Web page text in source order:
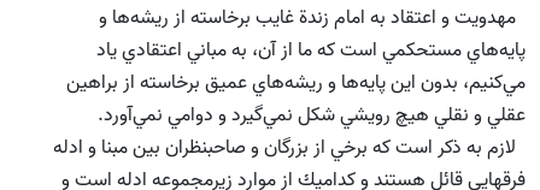
مهدويت و اعتقاد به امام زندة غايب برخاسته از ريشه‌ها و
پايه‌هاي مستحكمي است كه ما از آن، به مباني اعتقادي ياد
مي‌كنيم، بدون اين پايه‌ها و ريشه‌هاي عميق برخاسته از براهين
عقلي و نقلي هيچ رويشي شكل نمي‌گيرد و دوامي نمي‌آورد.
لازم به ذكر است كه برخي از بزرگان و صاحبنظران بين مبنا و ادله
فرقهايي قائل هستند و كداميك از موارد زيرمجموعه ادله است و